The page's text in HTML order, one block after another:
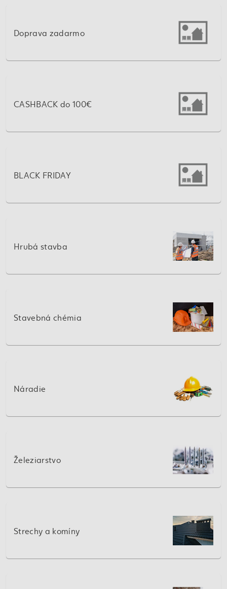
Doprava zadarmo
CASHBACK do 100€
BLACK FRIDAY
Hrubá stavba
Stavebná chémia
Náradie
Železiarstvo
Strechy a komíny